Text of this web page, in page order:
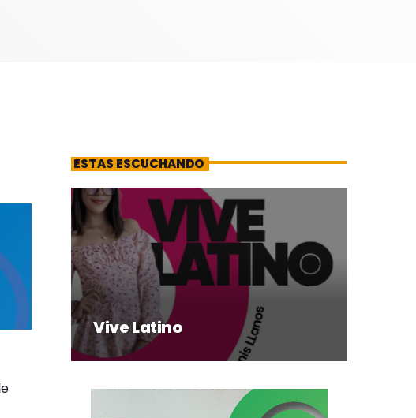
ESTAS ESCUCHANDO
Vive Latino